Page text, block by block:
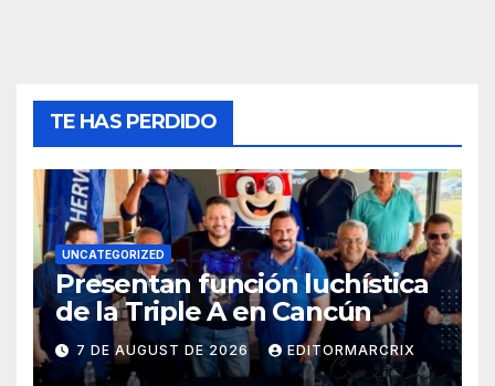
TE HAS PERDIDO
UNCATEGORIZED
Presentan función luchística
de la Triple A en Cancún
7 DE AUGUST DE 2026 EDITORMARCRIX